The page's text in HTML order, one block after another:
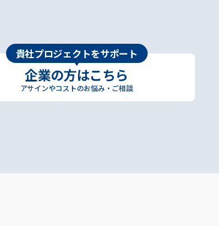
貴社プロジェクトをサポート
企業の方はこちら
アサインやコストのお悩み・ご相談